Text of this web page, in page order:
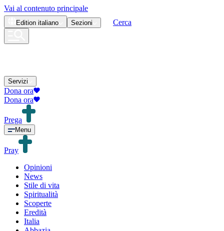
Vai al contenuto principale
Edition italiano Sezioni Cerca
Servizi
Dona ora
Dona ora
Prega
Menu
Pray
Opinioni
News
Stile di vita
Spiritualità
Scoperte
Eredità
Italia